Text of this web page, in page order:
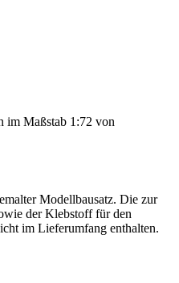
im Maßstab 1:72 von
Modellbausatz. Die zur
der Klebstoff für den
im Lieferumfang enthalten.